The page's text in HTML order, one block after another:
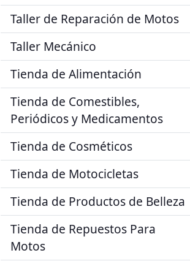
Taller de Reparación de Motos
Taller Mecánico
Tienda de Alimentación
Tienda de Comestibles,
Periódicos y Medicamentos
Tienda de Cosméticos
Tienda de Motocicletas
Tienda de Productos de Belleza
Tienda de Repuestos Para
Motos